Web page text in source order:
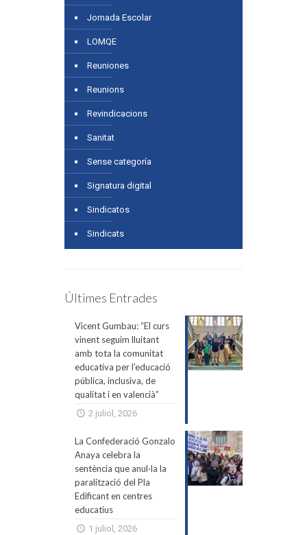
Jornada Escolar
LOMQE
Reuniones
Reunions
Revindicacions
Sanitat
Sense categoría
Signatura digital
Sindicatos
Sindicats
Últimes Entrades
Vicent Gumbau: “El curs
vinent seguim lluitant
amb tota la comunitat
educativa per l’educació
pública, inclusiva, de
qualitat i en valencià”
2 juliol, 2026
La Confederació Gonzalo
Anaya celebra la
sentència que anul·la la
paralització del Pla
Edificant en centres
educatius
1 juliol, 2026